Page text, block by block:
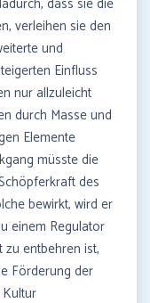
verleihen sie den
und
Einfluss
nur allzuleicht
durch Masse und
Elemente
müsste die
des
bewirkt, wird er
einem Regulator
entbehren ist,
Förderung der